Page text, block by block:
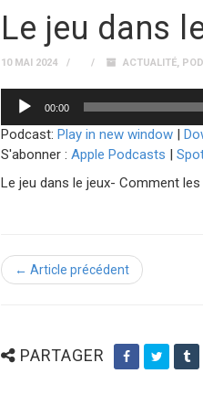
Le jeu dans
10 MAI 2024 ACTUALITÉ,
Lecteur
audio
00:00
Podcast: Play in new window |
S'abonner : Apple Podcasts |
Le jeu dans le jeux- Comment
← Article précédent
PARTAGER